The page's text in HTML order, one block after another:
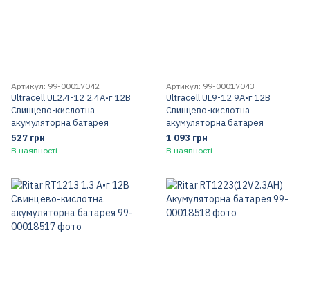
Артикул: 99-00017042
Ultracell UL2.4-12 2.4А•г 12В
Свинцево-кислотна
акумуляторна батарея
527 грн
В наявності
Артикул: 99-00017043
Ultracell UL9-12 9A•г 12В
Свинцево-кислотна
акумуляторна батарея
1 093 грн
В наявності